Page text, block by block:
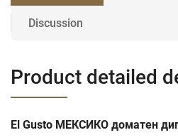
Discussion
Product detailed
El Gusto МЕКСИКО доматен